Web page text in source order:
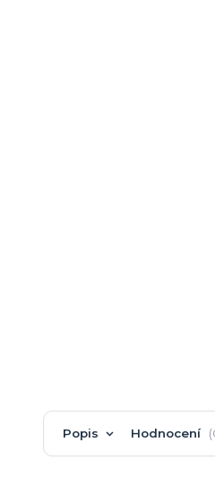
Popis Hodnocení